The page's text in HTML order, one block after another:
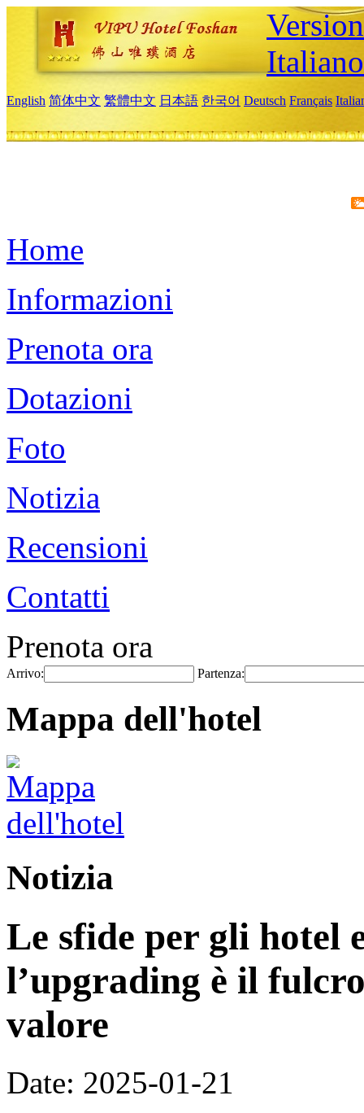
Italiano
English 简体中文 繁體中文 日本語 한국어 Deutsch Français
Home
Informazioni
Prenota ora
Dotazioni
Foto
Notizia
Recensioni
Contatti
Prenota ora
Arrivo: Partenza:
Mappa dell'hotel
Notizia
Le sfide per gli hotel
l’upgrading è il
valore
Date: 2025-01-21